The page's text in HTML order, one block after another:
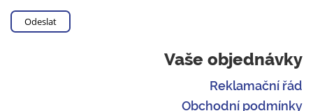
Vaše objednávky
Reklamační řád
Obchodní podmínky